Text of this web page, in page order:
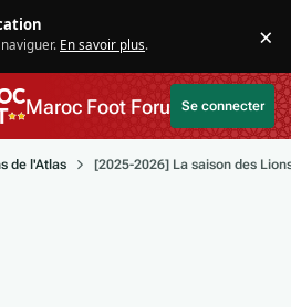
En savoir plus. ×
Maroc Foot ForumSe connecter
de l'Atlas [2025-2026] La saison des